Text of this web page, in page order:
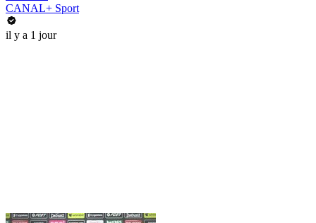
CANAL+ Sport
il y a 1 jour